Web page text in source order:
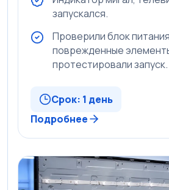
запускался.
Проверили блок
поврежденные
протестировали запуск.
Срок: 1 день
Подробнее